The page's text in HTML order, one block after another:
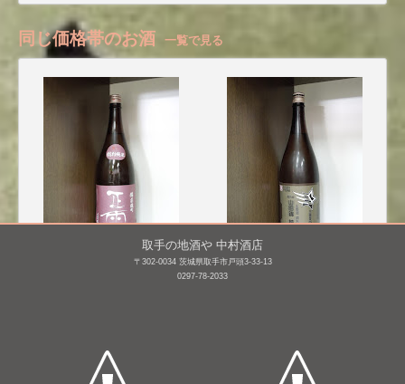
同じ価格帯のお酒 一覧で見る
正雪 特別純米 備前雄町
三連星 純米 無濾過生原
酒 番外編 山田錦
取手の地酒や 中村酒店
〒302-0034 茨城県取手市戸頭3-33-13
0297-78-2033